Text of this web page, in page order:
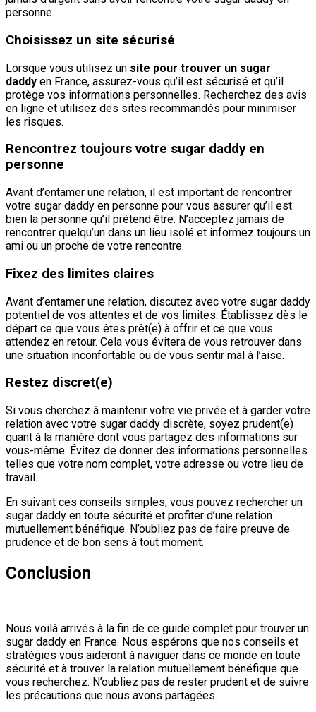
personne.
Choisissez un site sécurisé
Lorsque vous utilisez un site pour trouver un sugar
daddy en France, assurez-vous qu’il est sécurisé et qu’il
protège vos informations personnelles. Recherchez des avis
en ligne et utilisez des sites recommandés pour minimiser
les risques.
Rencontrez toujours votre sugar daddy en
personne
Avant d’entamer une relation, il est important de rencontrer
votre sugar daddy en personne pour vous assurer qu’il est
bien la personne qu’il prétend être. N’acceptez jamais de
rencontrer quelqu’un dans un lieu isolé et informez toujours un
ami ou un proche de votre rencontre.
Fixez des limites claires
Avant d’entamer une relation, discutez avec votre sugar daddy
potentiel de vos attentes et de vos limites. Établissez dès le
départ ce que vous êtes prêt(e) à offrir et ce que vous
attendez en retour. Cela vous évitera de vous retrouver dans
une situation inconfortable ou de vous sentir mal à l’aise.
Restez discret(e)
Si vous cherchez à maintenir votre vie privée et à garder votre
relation avec votre sugar daddy discrète, soyez prudent(e)
quant à la manière dont vous partagez des informations sur
vous-même. Évitez de donner des informations personnelles
telles que votre nom complet, votre adresse ou votre lieu de
travail.
En suivant ces conseils simples, vous pouvez rechercher un
sugar daddy en toute sécurité et profiter d’une relation
mutuellement bénéfique. N’oubliez pas de faire preuve de
prudence et de bon sens à tout moment.
Conclusion
Nous voilà arrivés à la fin de ce guide complet pour trouver un
sugar daddy en France. Nous espérons que nos conseils et
stratégies vous aideront à naviguer dans ce monde en toute
sécurité et à trouver la relation mutuellement bénéfique que
vous recherchez. N’oubliez pas de rester prudent et de suivre
les précautions que nous avons partagées.